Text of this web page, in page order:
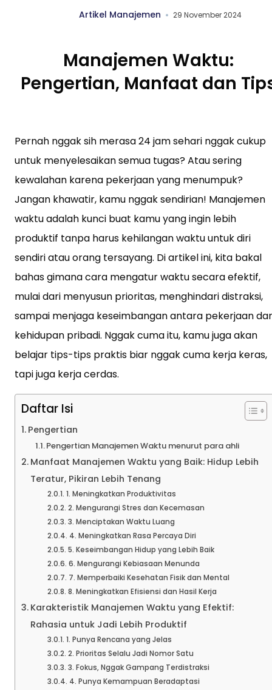
Artikel Manajemen 29 November 2024
Manajemen Waktu:
Pengertian, Manfaat dan
Pernah nggak sih merasa 24 jam sehari nggak cukup
untuk menyelesaikan semua tugas? Atau sering
kewalahan karena pekerjaan yang menumpuk?
Jangan khawatir, kamu nggak sendirian! Manajemen
waktu adalah kunci buat kamu yang ingin lebih
produktif tanpa harus kehilangan waktu untuk diri
sendiri atau orang tersayang. Di artikel ini, kita bakal
bahas gimana cara mengatur waktu secara efektif,
mulai dari menyusun prioritas, menghindari distraksi,
sampai menjaga keseimbangan antara pekerjaan
kehidupan pribadi. Nggak cuma itu, kamu juga akan
belajar tips-tips praktis biar nggak cuma kerja keras,
tapi juga kerja cerdas.
Daftar Isi
Pengertian
Pengertian Manajemen Waktu menurut para ahli
Manfaat Manajemen Waktu yang Baik: Hidup Lebih
Teratur, Pikiran Lebih Tenang
1. Meningkatkan Produktivitas
2. Mengurangi Stres dan Kecemasan
3. Menciptakan Waktu Luang
4. Meningkatkan Rasa Percaya Diri
5. Keseimbangan Hidup yang Lebih Baik
6. Mengurangi Kebiasaan Menunda
7. Memperbaiki Kesehatan Fisik dan Mental
8. Meningkatkan Efisiensi dan Hasil Kerja
Karakteristik Manajemen Waktu yang Efektif:
Rahasia untuk Jadi Lebih Produktif
1. Punya Rencana yang Jelas
2. Prioritas Selalu Jadi Nomor Satu
3. Fokus, Nggak Gampang Terdistraksi
4. Punya Kemampuan Beradaptasi